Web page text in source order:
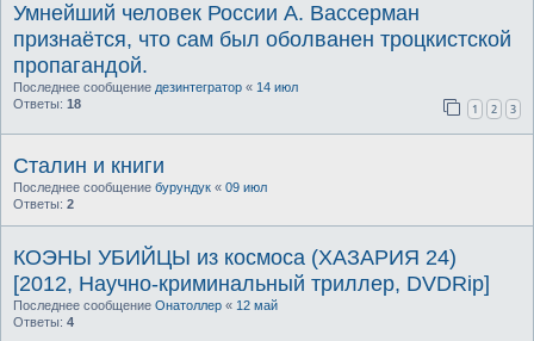
Умнейший человек России А. Вассерман
признаётся, что сам был оболванен троцкистской
пропагандой.
Последнее сообщение дезинтегратор « 14 июл
Ответы: 18 1 2 3
Сталин и книги
Последнее сообщение бурундук « 09 июл
Ответы: 2
КОЭНЫ УБИЙЦЫ из космоса (ХАЗАРИЯ 24)
[2012, Научно-криминальный триллер, DVDRip]
Последнее сообщение Онатоллер « 12 май
Ответы: 4